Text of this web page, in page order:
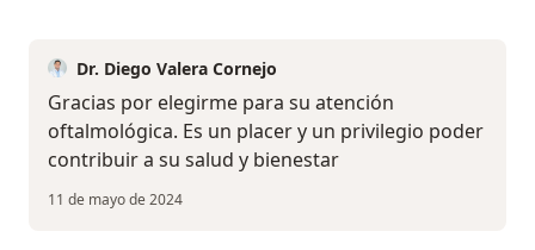
Dr. Diego Valera Cornejo
Gracias por elegirme para su atención
oftalmológica. Es un placer y un privilegio poder
contribuir a su salud y bienestar
11 de mayo de 2024